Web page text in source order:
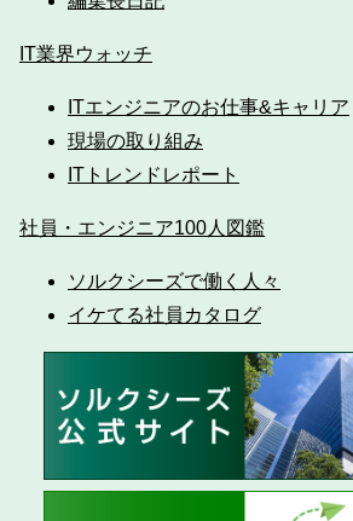
IT業界ウォッチ
ITエンジニアのお仕事&キャリア
現場の取り組み
ITトレンドレポート
社員・エンジニア100人図鑑
ソルクシーズで働く人々
イケてる社員カタログ